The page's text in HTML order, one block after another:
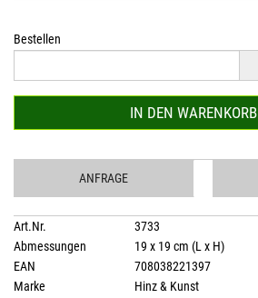
Bestellen
IN DEN WARENKORB
ANFRAGE
Art.Nr.
3733
Abmessungen
19 x 19 cm (L x H)
EAN
708038221397
Marke
Hinz & Kunst